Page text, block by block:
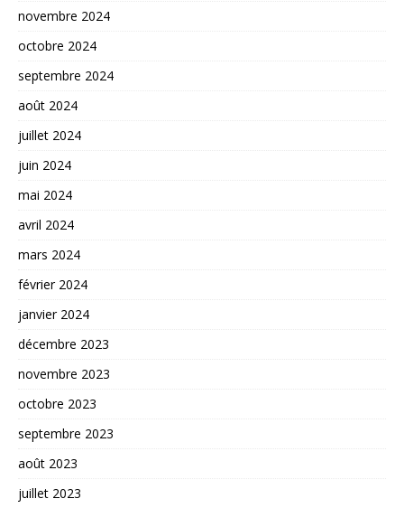
novembre 2024
octobre 2024
septembre 2024
août 2024
juillet 2024
juin 2024
mai 2024
avril 2024
mars 2024
février 2024
janvier 2024
décembre 2023
novembre 2023
octobre 2023
septembre 2023
août 2023
juillet 2023